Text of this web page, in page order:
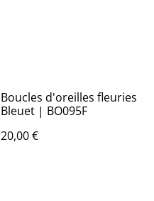
Boucles d'oreilles fleuries
Bleuet | BO095F
20,00 €